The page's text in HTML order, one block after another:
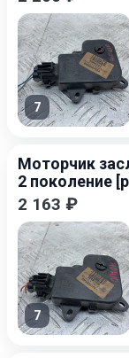
7
Моторчик
2 поколение
2 163 ₽
7